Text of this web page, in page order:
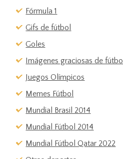
Fórmula 1
Gifs de fútbol
Goles
Imágenes graciosas de fútbol
Juegos Olímpicos
Memes Fútbol
Mundial Brasil 2014
Mundial Fútbol 2014
Mundial Fútbol Qatar 2022